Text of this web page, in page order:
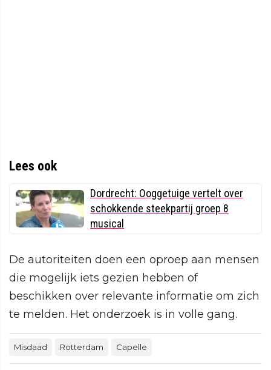
Lees ook
Dordrecht: Ooggetuige vertelt over
schokkende steekpartij groep 8
musical
De autoriteiten doen een oproep aan mensen
die mogelijk iets gezien hebben of
beschikken over relevante informatie om zich
te melden. Het onderzoek is in volle gang.
Misdaad Rotterdam Capelle